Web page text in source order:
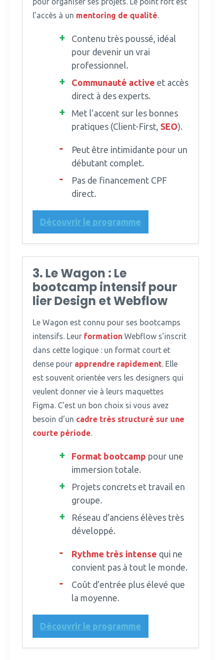
l’accès à un mentoring de qualité.
Contenu très poussé, idéal
pour devenir un vrai
professionnel.
Communauté active et accès
direct à des experts.
Met l’accent sur les bonnes
pratiques (Client-First, SEO).
Peut être intimidante pour un
débutant complet.
Pas de financement CPF
direct.
Découvrir le programme
3. Le Wagon : Le
bootcamp intensif pour
lier Design et Webflow
Le Wagon est connu pour ses bootcamps
intensifs. Leur formation Webflow s’inscrit
dans cette logique : un format court et
dense pour apprendre rapidement. Elle
est souvent orientée vers les designers qui
veulent donner vie à leurs maquettes
Figma. C’est un bon choix si vous avez
besoin d’un cadre très structuré sur une
courte période.
Format bootcamp pour une
immersion totale.
Projets concrets et travail en
groupe.
Réseau d’anciens élèves très
développé.
Rythme très intense qui ne
convient pas à tout le monde.
Coût d’entrée plus élevé que
la moyenne.
Découvrir le programme